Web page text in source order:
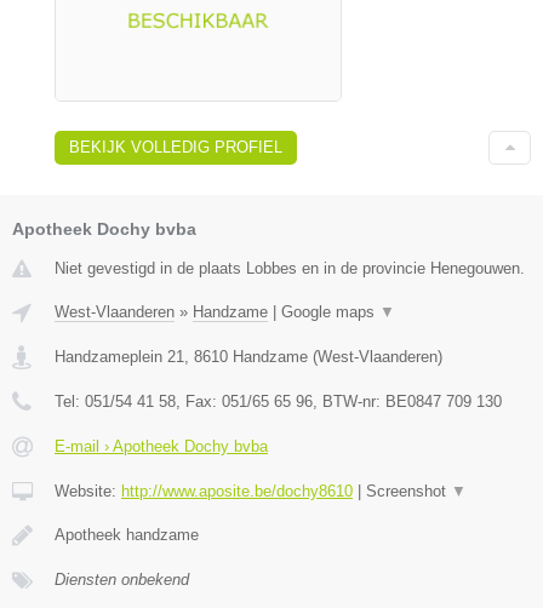
BEKIJK VOLLEDIG PROFIEL
Apotheek Dochy bvba
Niet gevestigd in de plaats Lobbes en in de provincie Henegouwen.
West-Vlaanderen » Handzame Google maps ▼
Handzameplein 21, 8610 Handzame (West-Vlaanderen)
Tel: 051/54 41 58, Fax: 051/65 65 96, BTW-nr: BE0847 709 130
E-mail › Apotheek Dochy bvba
Website: http://www.aposite.be/dochy8610 Screenshot ▼
Apotheek handzame
Diensten onbekend